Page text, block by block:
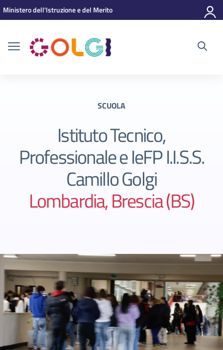
Vai ai contenuti
Vai al menu di navigazione
Vai al footer
Ministero dell'Istruzione e del Merito
SCUOLA
Istituto Tecnico,
Professionale e IeFP I.I.S.S.
Camillo Golgi
Lombardia, Brescia (BS)